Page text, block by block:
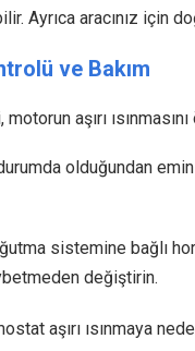
Ayrıca aracınız için
ve Bakım
aşırı
olduğundan
sistemine bağlı
değiştirin.
aşırı ısınmaya